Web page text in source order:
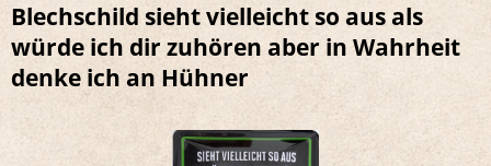
Blechschild sieht vielleicht so aus als
würde ich dir zuhören aber in Wahrheit
denke ich an Hühner